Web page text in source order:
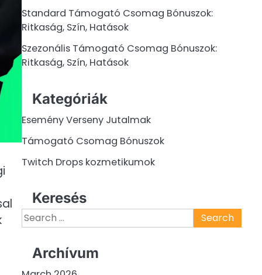
Standard Támogató Csomag Bónuszok:
Ritkaság, Szín, Hatások
Szezonális Támogató Csomag Bónuszok:
Ritkaság, Szín, Hatások
Kategóriák
Esemény Verseny Jutalmak
Támogató Csomag Bónuszok
Twitch Drops kozmetikumok
Keresés
Search
for:
Archívum